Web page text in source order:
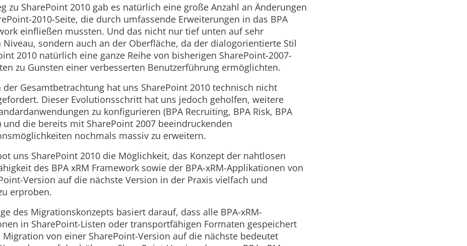
zu SharePoint 2010 gab es natürlich eine große Anzahl an Änderungen
2010-Seite, die durch umfassende Erweiterungen in das BPA
einfließen mussten. Und das nicht nur tief unten auf sehr
Niveau, sondern auch an der Oberfläche, da der dialogorientierte Stil
2010 natürlich eine ganze Reihe von bisherigen SharePoint-2007-
zu Gunsten einer verbesserten Benutzerführung ermöglichten.
der Gesamtbetrachtung hat uns SharePoint 2010 technisch nicht
Dieser Evolutionsschritt hat uns jedoch geholfen, weitere
zu konfigurieren (BPA Recruiting, BPA Risk, BPA
und die bereits mit SharePoint 2007 beeindruckenden
nochmals massiv zu erweitern.
uns SharePoint 2010 die Möglichkeit, das Konzept der nahtlosen
des BPA xRM Framework sowie der BPA-xRM-Applikationen von
Version auf die nächste Version in der Praxis vielfach und
erproben.
des Migrationskonzepts basiert darauf, dass alle BPA-xRM-
in SharePoint-Listen oder transportfähigen Formaten gespeichert
Migration von einer SharePoint-Version auf die nächste bedeutet